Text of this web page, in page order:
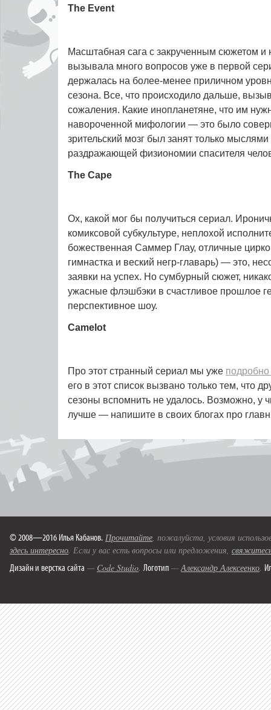
The Event
Масштабная сага с закрученным сюжетом и
вызывала много вопросов уже в первой
держалась на более-менее приличном
сезона. Все, что происходило дальше,
сожаления. Какие инопланетяне, что им
навороченной мифологии — это было
зрительский мозг был занят только
раздражающей физиономии спасителя
The Cape
Ох, какой мог бы получиться сериал.
комиксовой субкультуре, неплохой
божественная Саммер Глау, отличные
гимнастка и веский негр-главарь) — это,
заявки на успех. Но сумбурный сюжет,
ужасные флэшбэки в счастливое прошлое
перспективное шоу.
Camelot
Про этот странный сериал мы уже
его в этот список вызвано только тем, что
сезоны вспомнить не удалось. Возможно, у
лучше — напишите в своих блогах про
© 2008—2016 Илья Кабанов. Прочитайте, пожалуйста, условия
здесь интересно. Если у вас есть вопросы или предложения,
Дизайн и верстка сайта — Code Studio. Логотип —Александр Алексеенко.